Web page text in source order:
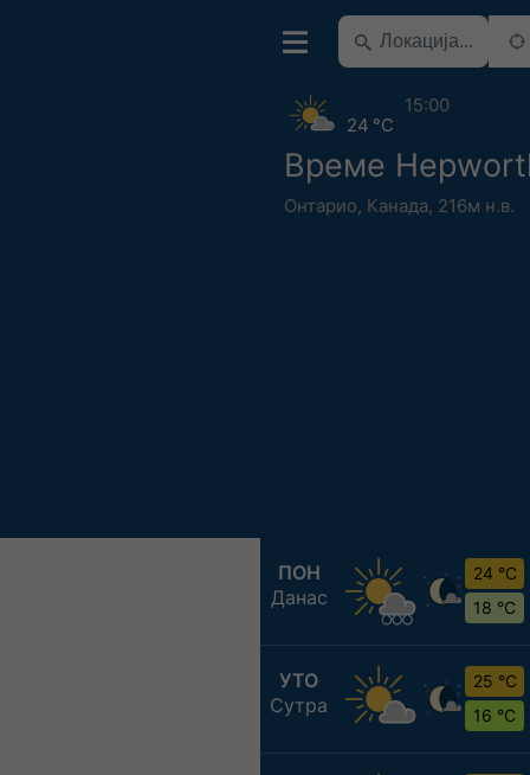
Време
Онтарио, Канада, 216м н.в.
24 °C
15:00
ПОН
Данас
24 °C
18 °C
УТО
Сутра
25 °C
16 °C